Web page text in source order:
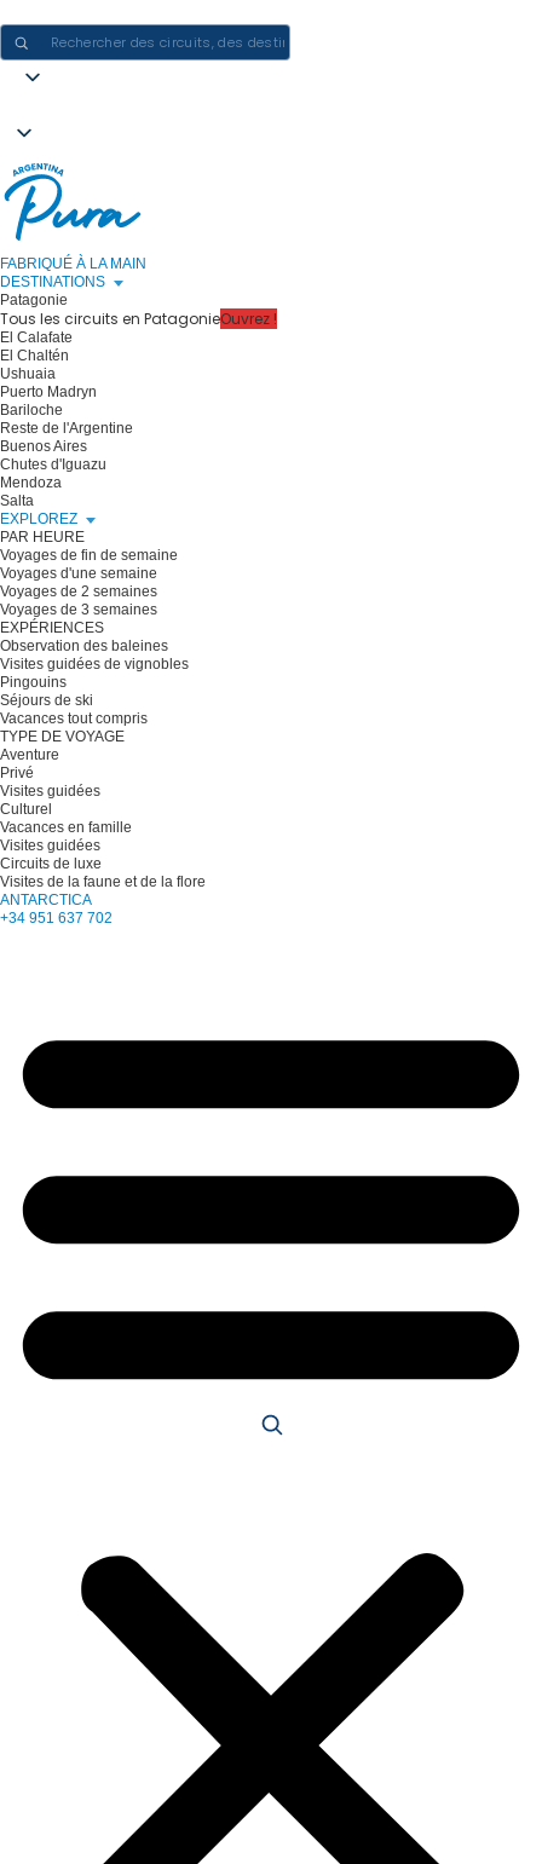
FABRIQUÉ À LA MAIN
DESTINATIONS
Patagonie
Tous les circuits en PatagonieOuvrez !
El Calafate
El Chaltén
Ushuaia
Puerto Madryn
Bariloche
Reste de l'Argentine
Buenos Aires
Chutes d'Iguazu
Mendoza
Salta
EXPLOREZ
PAR HEURE
Voyages de fin de semaine
Voyages d'une semaine
Voyages de 2 semaines
Voyages de 3 semaines
EXPÉRIENCES
Observation des baleines
Visites guidées de vignobles
Pingouins
Séjours de ski
Vacances tout compris
TYPE DE VOYAGE
Aventure
Privé
Visites guidées
Culturel
Vacances en famille
Visites guidées
Circuits de luxe
Visites de la faune et de la flore
ANTARCTICA
+34 951 637 702